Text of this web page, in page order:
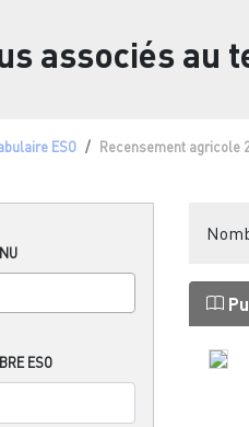
associés au
ESO Recensement agricole
ESO